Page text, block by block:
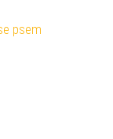
psem